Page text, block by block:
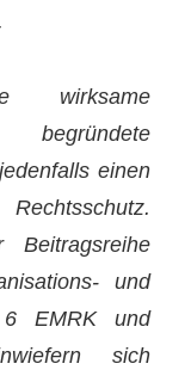
einen
und
6 EMRK und
sich